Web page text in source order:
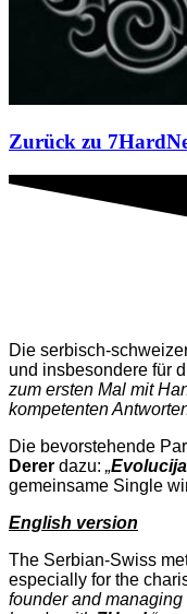
Zurück zu
Die serbisch-
und insbesondere für
zum ersten Mal mit
kompetenten
Die bevorstehende
Derer dazu: „Evolucija
gemeinsame Single
English version
The Serbian-Swiss
especially for the
founder and